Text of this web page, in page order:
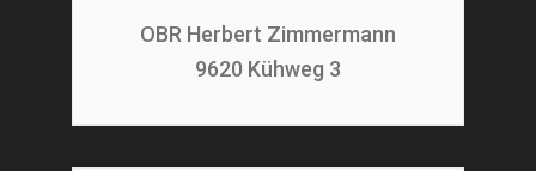
OBR Herbert Zimmermann
9620 Kühweg 3